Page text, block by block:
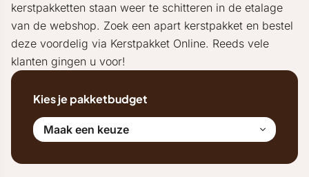
kerstpakketten staan weer te schitteren in de etalage
van de webshop. Zoek een apart kerstpakket en bestel
deze voordelig via Kerstpakket Online. Reeds vele
klanten gingen u voor!
Kies je pakketbudget
Maak een keuze